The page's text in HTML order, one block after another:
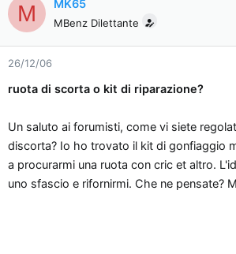
d
i
s
c
i
o
n
e
n
i
M MK65
MBenz Dilettante
26/12/06
ruota di scorta o kit di riparazione?
Un saluto ai forumisti, come vi siete
discorta? Io ho trovato il kit di gonfiaggio
a procurarmi una ruota con cric et altro.
uno sfascio e rifornirmi. Che ne pensate?